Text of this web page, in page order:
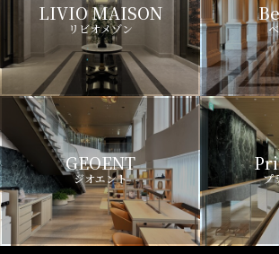
LIVIO MAISON
リビオメゾン
GEOENT
ジオエント プ